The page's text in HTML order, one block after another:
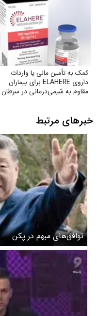
کمک به تأمین مالی یا واردات
داروی ELAHERE برای بیماران
مقاوم به شیمی‌درمانی در سرطان
خبرهای مرتبط
توافق‌های مبهم در پکن